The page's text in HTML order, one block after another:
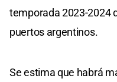
temporada 2023-2024
puertos argentinos.
Se estima que habrá